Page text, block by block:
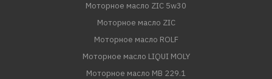
Моторное масло ZIC 5w30
Моторное масло ZIC
Моторное масло ROLF
Моторное масло LIQUI MOLY
Моторное масло MB 229.1